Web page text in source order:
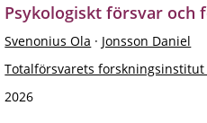
Psykologiskt försvar och
Svenonius Ola · Jonsson Daniel
Totalförsvarets forskningsinstitut
2026